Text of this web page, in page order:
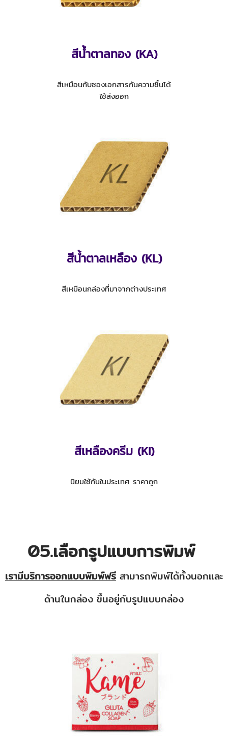
สีน้ำตาลทอง (KA)
สีเหมือนกับซองเอกสารกันความชื้นได้
ใช้ส่งออก
สีน้ำตาลเหลือง (KL)
สีเหมือนกล่องที่มาจากต่างประเทศ
สีเหลืองครีม (KI)
นิยมใช้กันในประเทศ ราคาถูก
05.เลือกรูปแบบการพิมพ์
เรามีบริการออกแบบพิมพ์ฟรี สามารถพิมพ์ได้ทั้งนอกและ
ด้านในกล่อง ขึ้นอยู่กับรูปแบบกล่อง